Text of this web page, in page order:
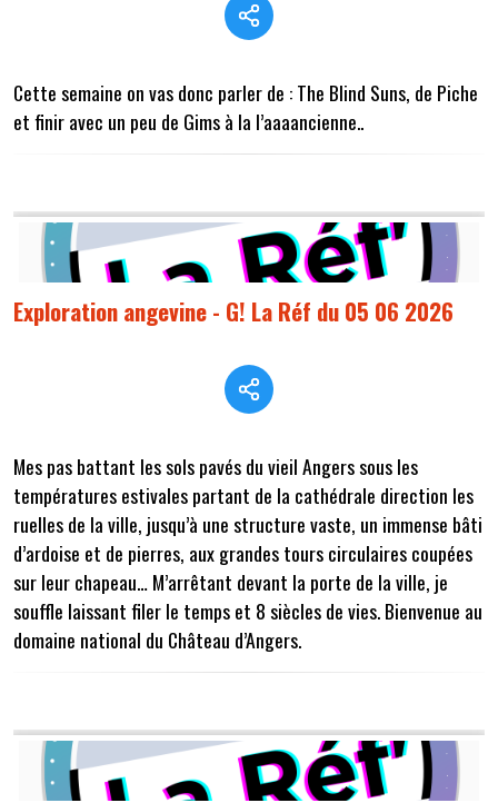
Cette semaine on vas donc parler de : The Blind Suns, de Piche
et finir avec un peu de Gims à la l’aaaancienne..
Exploration angevine - G! La Réf du 05 06 2026
Mes pas battant les sols pavés du vieil Angers sous les
températures estivales partant de la cathédrale direction les
ruelles de la ville, jusqu’à une structure vaste, un immense bâti
d’ardoise et de pierres, aux grandes tours circulaires coupées
sur leur chapeau… M’arrêtant devant la porte de la ville, je
souffle laissant filer le temps et 8 siècles de vies. Bienvenue au
domaine national du Château d’Angers.